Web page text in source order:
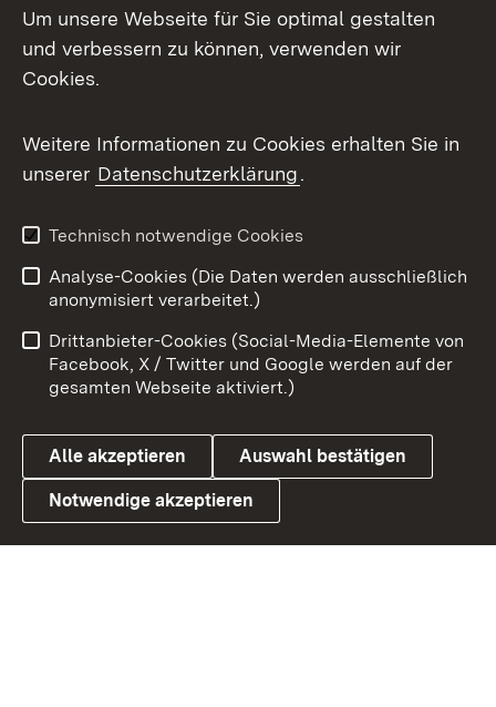
Facebook
X / Twitter
Youtube
Link zum Landesportal
Impressum
Kontakt
Barrierefreiheit
Datenschutz
Cookies
Um unsere Webseite für Sie optimal gestalten
und verbessern zu können, verwenden wir
Cookies.
Weitere Informationen zu Cookies erhalten Sie in
unserer Datenschutzerklärung.
Technisch notwendige Cookies
Analyse-Cookies (Die Daten werden ausschließlich
anonymisiert verarbeitet.)
Drittanbieter-Cookies (Social-Media-Elemente von
Facebook, X / Twitter und Google werden auf der
gesamten Webseite aktiviert.)
Alle akzeptieren Auswahl bestätigen
Notwendige akzeptieren